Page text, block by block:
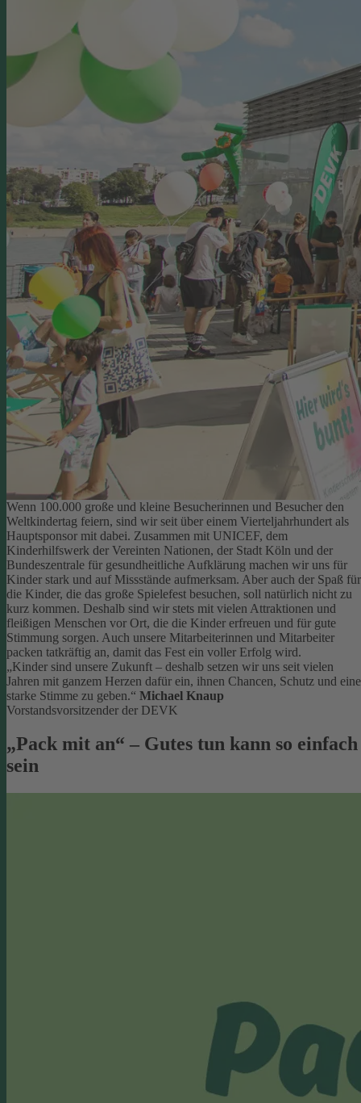
Wenn 100.000 große und kleine Besucherinnen und Besucher den
Weltkindertag feiern, sind wir seit über einem Vierteljahrhundert als
Hauptsponsor mit dabei. Zusammen mit UNICEF, dem
Kinderhilfswerk der Vereinten Nationen, der Stadt Köln und der
Bundeszentrale für gesundheitliche Aufklärung machen wir uns für
Kinder stark und auf Missstände aufmerksam. Aber auch der Spaß für
die Kinder, die das große Spielefest besuchen, soll natürlich nicht zu
kurz kommen. Deshalb sind wir stets mit vielen Attraktionen und
fleißigen Menschen vor Ort, die die Kinder erfreuen und für gute
Stimmung sorgen. Auch unsere Mitarbeiterinnen und Mitarbeiter
packen tatkräftig an, damit das Fest ein voller Erfolg wird.
„Kinder sind unsere Zukunft – deshalb setzen wir uns seit vielen
Jahren mit ganzem Herzen dafür ein, ihnen Chancen, Schutz und eine
starke Stimme zu geben.“ Michael Knaup
Vorstandsvorsitzender der DEVK
„Pack mit an“ – Gutes tun kann so einfach
sein